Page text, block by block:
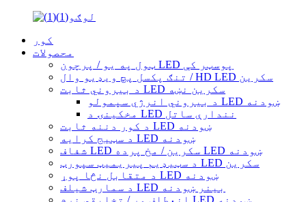
کور
محصولات
ټول په یو / پرچون LED پوسټر کې
تنګ پکسل پچ ویډیو وال / HD LED سکرین
د بیروني ثابت LED سکرین نښه
د بیروني انرژي سپمولو LED ښودنه
مخکینۍ د LED نندارې ساتل
د کور دننه ثابت LED ښودنه
د سټیج کرایه LED ښودنه
شفاف LED سکرین / مخ پرده LED ښودنه
د سټیډیم پیریمیټ سپورټ LED سکرین
د متقابل نڅا پوړ LED ښودنه
د سمارټ شیلف LED بینر ښودنه
انعطاف وړ / تخلیقي نرم LED ښودنه